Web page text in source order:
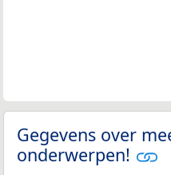
Gegevens over
onderwerpen!